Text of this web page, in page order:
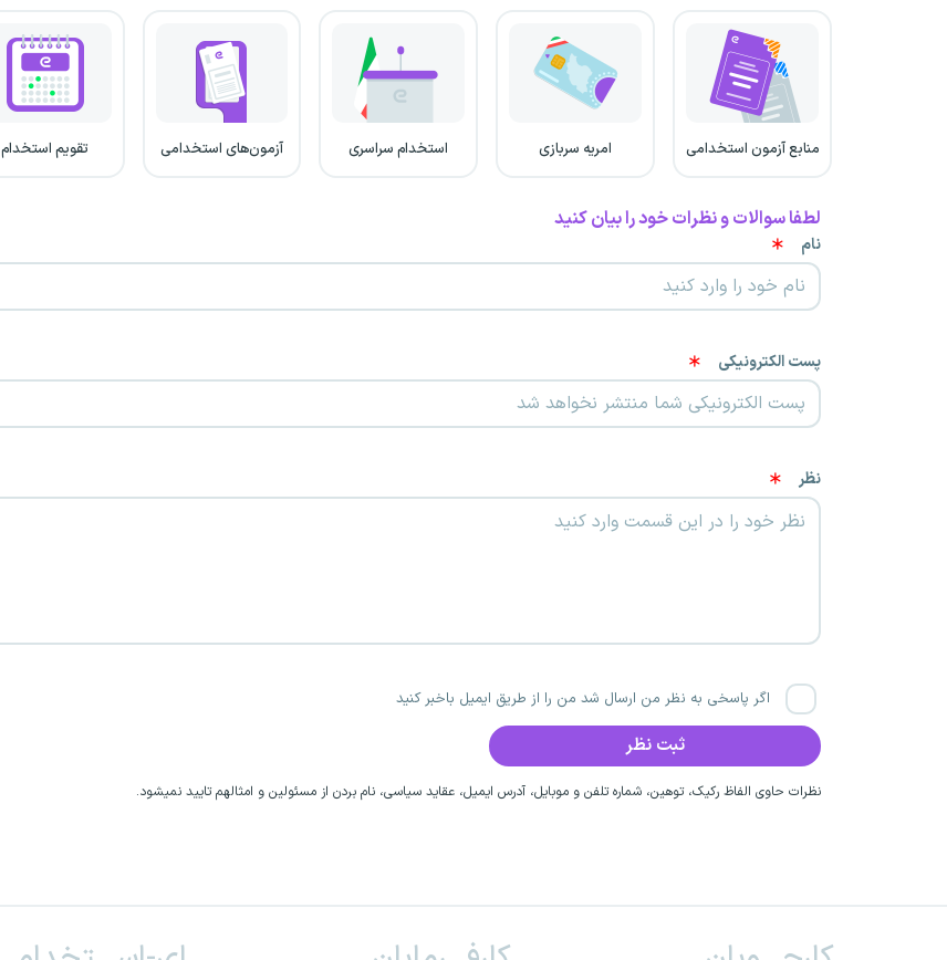
منابع آزمون استخدامی امریه سربازی استخدام سراسری آزمون‌های استخدامی تقویم استخدام
لطفا سوالات و نظرات خود را بیان کنید
نام
پست الکترونیکی
نظر
اگر پاسخی به نظر من ارسال شد من را از طریق ایمیل باخبر کنید
نظرات حاوی الفاظ رکیک، توهین، شماره تلفن و موبایل، آدرس ایمیل، عقاید سیاسی، نام بردن از مسئولین و امثالهم تایید نمیشود.